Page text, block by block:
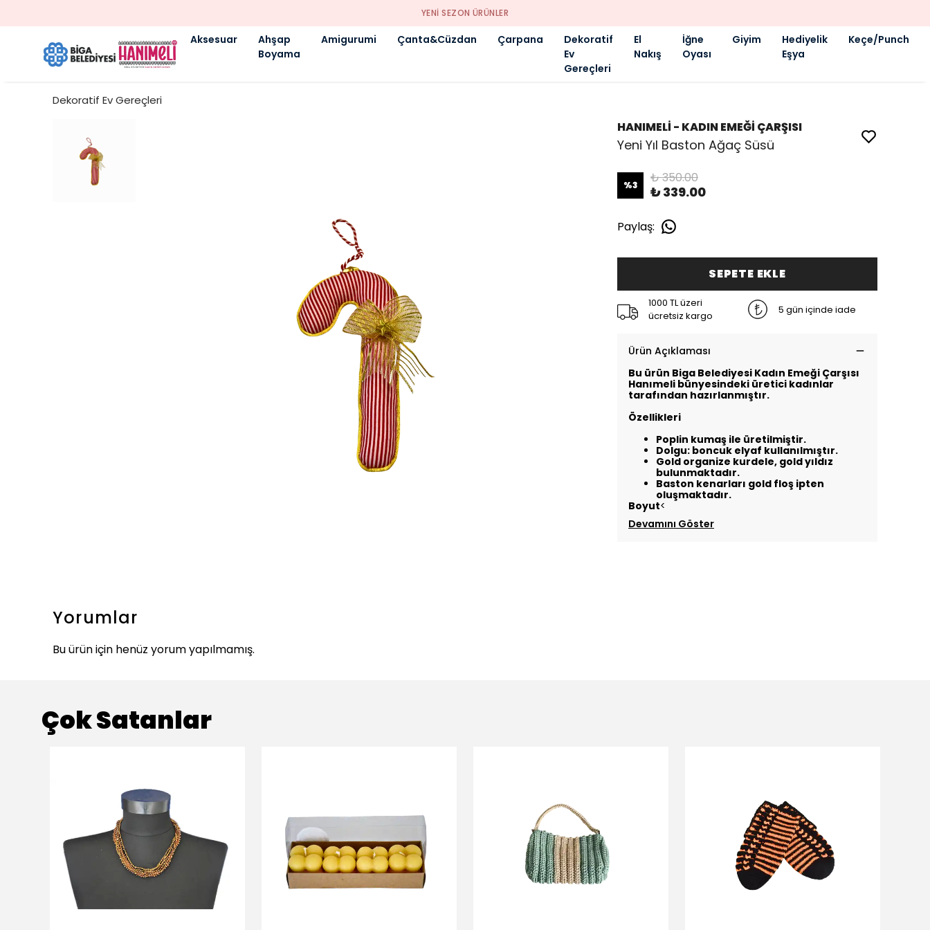
YENI SEZON ÜRÜNLER
Aksesuar
Ahşap
Boyama
Amigurumi Çanta&Cüzdan Çarpana
Dekoratif
Ev
Gereçleri
El
Nakış
İğne
Oyası
Giyim
Hediyelik
Eşya
Keçe/Punch
Dekoratif Ev Gereçleri
HANIMELİ - KADIN EMEĞİ ÇARŞISI
Yeni Yıl Baston Ağaç Süsü
%3 ₺ 350.00
₺ 339.00
Paylaş:
SEPETE EKLE
1000 TL üzeri
ücretsiz kargo
5 gün içinde iade
Ürün Açıklaması
Bu ürün Biga Belediyesi Kadın Emeği Çarşısı
Hanımeli bünyesindeki üretici kadınlar
tarafından hazırlanmıştır.
Özellikleri
Poplin kumaş ile üretilmiştir.
Dolgu: boncuk elyaf kullanılmıştır.
Gold organize kurdele, gold yıldız
bulunmaktadır.
Baston kenarları gold floş ipten
oluşmaktadır.
Boyut<
Devamını Göster
Yorumlar
Bu ürün için henüz yorum yapılmamış.
Çok Satanlar